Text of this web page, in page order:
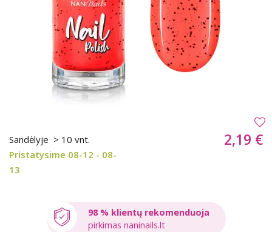
Sandėlyje > 10 vnt.
Pristatysime 08-12 - 08-
13
2,19 €
98 % klientų rekomenduoja
pirkimas naninails.lt